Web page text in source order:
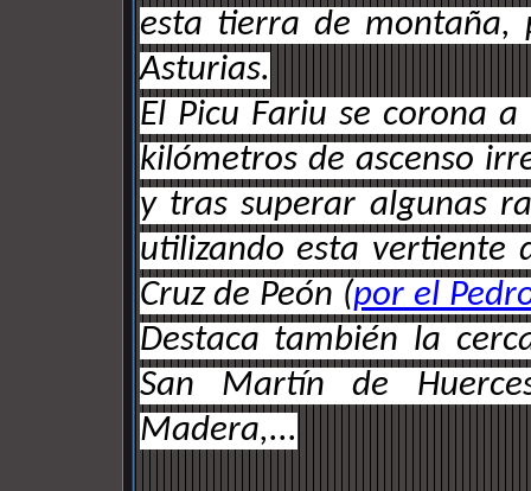
esta tierra de montaña,
Asturias.
El Picu Fariu se corona
kilómetros de ascenso
y tras superar algunas
utilizando esta vertiente
Cruz de Peón (por el
Destaca también la
San Martín de
Madera,...